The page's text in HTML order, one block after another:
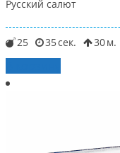
Русский салют
25 35 30